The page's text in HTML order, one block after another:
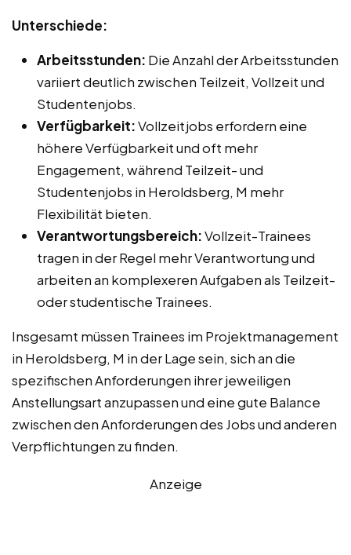
Unterschiede:
Arbeitsstunden: Die Anzahl der Arbeitsstunden
variiert deutlich zwischen Teilzeit, Vollzeit und
Studentenjobs.
Verfügbarkeit:Vollzeitjobs erfordern eine
höhere Verfügbarkeit und oft mehr
Engagement, während Teilzeit- und
Studentenjobs in Heroldsberg, M mehr
Flexibilität bieten.
Verantwortungsbereich:Vollzeit-Trainees
tragen in der Regel mehr Verantwortung und
arbeiten an komplexeren Aufgaben als Teilzeit-
oder studentische Trainees.
Insgesamt müssen Trainees im Projektmanagement
in Heroldsberg, M in der Lage sein, sich an die
spezifischen Anforderungen ihrer jeweiligen
Anstellungsart anzupassen und eine gute Balance
zwischen den Anforderungen des Jobs und anderen
Verpflichtungen zu finden.
Anzeige